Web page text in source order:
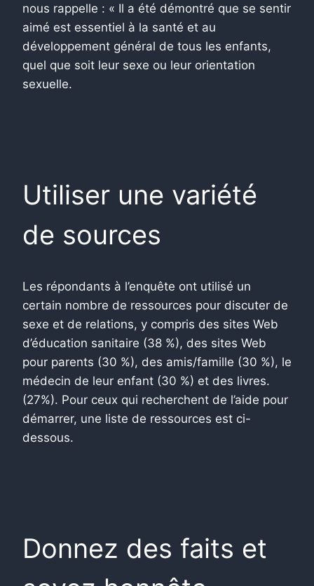
nous rappelle : « Il a été démontré que se sentir
aimé est essentiel à la santé et au
développement général de tous les enfants,
quel que soit leur sexe ou leur orientation
sexuelle.
Utiliser une variété
de sources
Les répondants à l’enquête ont utilisé un
certain nombre de ressources pour discuter de
sexe et de relations, y compris des sites Web
d’éducation sanitaire (38 %), des sites Web
pour parents (30 %), des amis/famille (30 %), le
médecin de leur enfant (30 %) et des livres.
(27%). Pour ceux qui recherchent de l’aide pour
démarrer, une liste de ressources est ci-
dessous.
Donnez des faits et